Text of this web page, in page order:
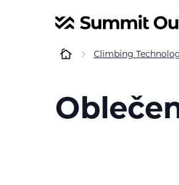
Climbing